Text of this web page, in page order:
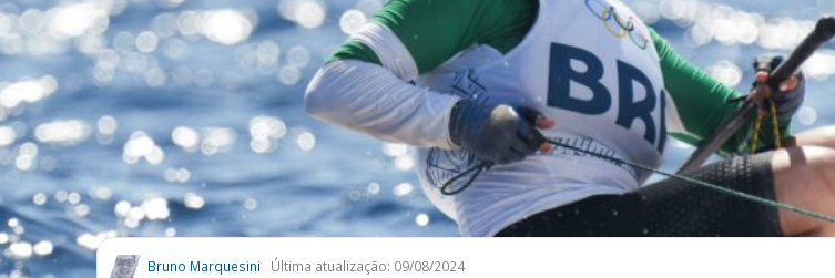
Bruno Marquesini Última atualização: 09/08/2024